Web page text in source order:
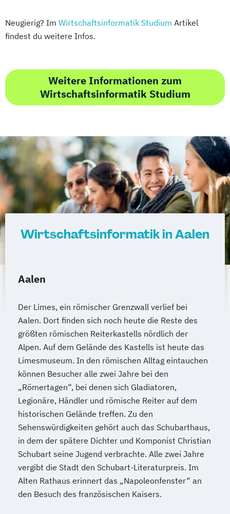
Neugierig? Im Wirtschaftsinformatik Studium Artikel
findest du weitere Infos.
Weitere Informationen zum
Wirtschaftsinformatik Studium
Wirtschaftsinformatik in Aalen
Aalen
Der Limes, ein römischer Grenzwall verlief bei
Aalen. Dort finden sich noch heute die Reste des
größten römischen Reiterkastells nördlich der
Alpen. Auf dem Gelände des Kastells ist heute das
Limesmuseum. In den römischen Alltag eintauchen
können Besucher alle zwei Jahre bei den
„Römertagen“, bei denen sich Gladiatoren,
Legionäre, Händler und römische Reiter auf dem
historischen Gelände treffen. Zu den
Sehenswürdigkeiten gehört auch das Schubarthaus,
in dem der spätere Dichter und Komponist Christian
Schubart seine Jugend verbrachte. Alle zwei Jahre
vergibt die Stadt den Schubart-Literaturpreis. Im
Alten Rathaus erinnert das „Napoleonfenster“ an
den Besuch des französischen Kaisers.